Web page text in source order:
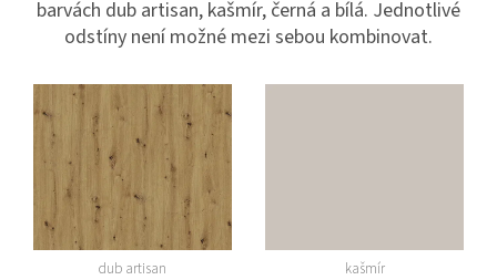
barvách dub artisan, kašmír, černá a bílá. Jednotlivé
odstíny není možné mezi sebou kombinovat.
dub artisan kašmír